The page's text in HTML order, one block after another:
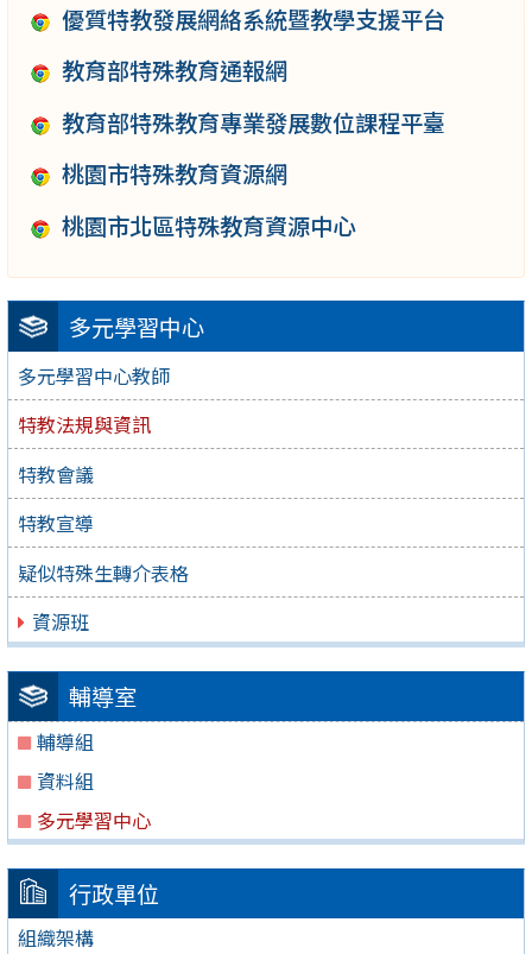
多元學習中心
多元學習中心教師
特教法規與資訊
特教會議
特教宣導
疑似特殊生轉介表格
資源班
輔導室
輔導組
資料組
多元學習中心
行政單位
組織架構
優質特教發展網絡系統暨教學支援平台
教育部特殊教育通報網
教育部特殊教育專業發展數位課程平臺
桃園市特殊教育資源網
桃園市北區特殊教育資源中心